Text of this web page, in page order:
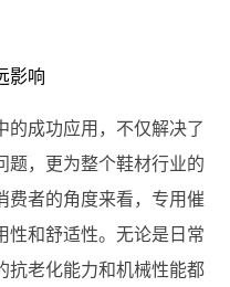
影响
的成功应用，不仅解决了
题，更为整个鞋材行业的
费者的角度来看，专用催
性和舒适性。无论是日常
抗老化能力和机械性能都